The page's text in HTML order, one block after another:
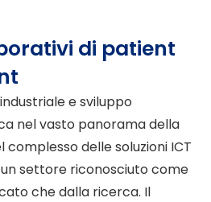
di patient
e sviluppo
nel vasto panorama della
complesso delle soluzioni ICT
settore riconosciuto come
che dalla ricerca. Il